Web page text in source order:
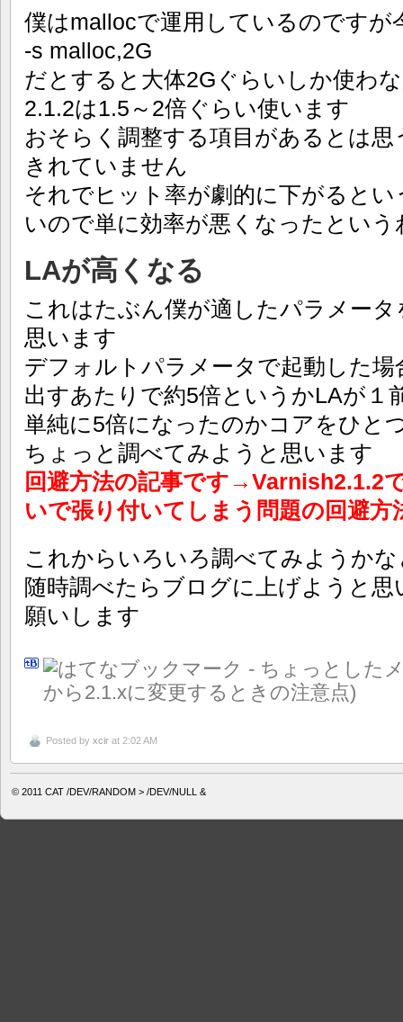
僕はmallocで運用しているのですが
-s malloc,2G
だとすると大体2Gぐらいしか使わ
2.1.2は1.5～2倍ぐらい使います
おそらく調整する項目があるとは
きれていません
それでヒット率が劇的に下がると
いので単に効率が悪くなったとい
LAが高くなる
これはたぶん僕が適したパラメー
思います
デフォルトパラメータで起動した
出すあたりで約5倍というかLAが１
単純に5倍になったのかコアをひと
ちょっと調べてみようと思います
回避方法の記事です→Varnish2.1.2
いで張り付いてしまう問題の回避方
これからいろいろ調べてみようか
随時調べたらブログに上げようと
願いします
Posted by xcir at 2:02 AM
© 2011 CAT /DEV/RANDOM > /DEV/NULL &